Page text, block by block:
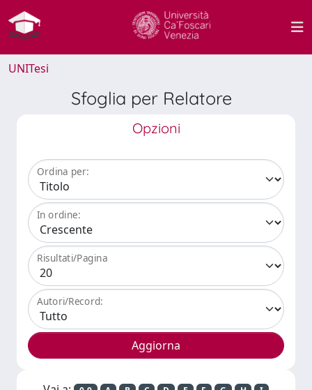
UNITesi
Sfoglia per Relatore
Opzioni
Ordina per:
In ordine:
Risultati/Pagina
Autori/Record: